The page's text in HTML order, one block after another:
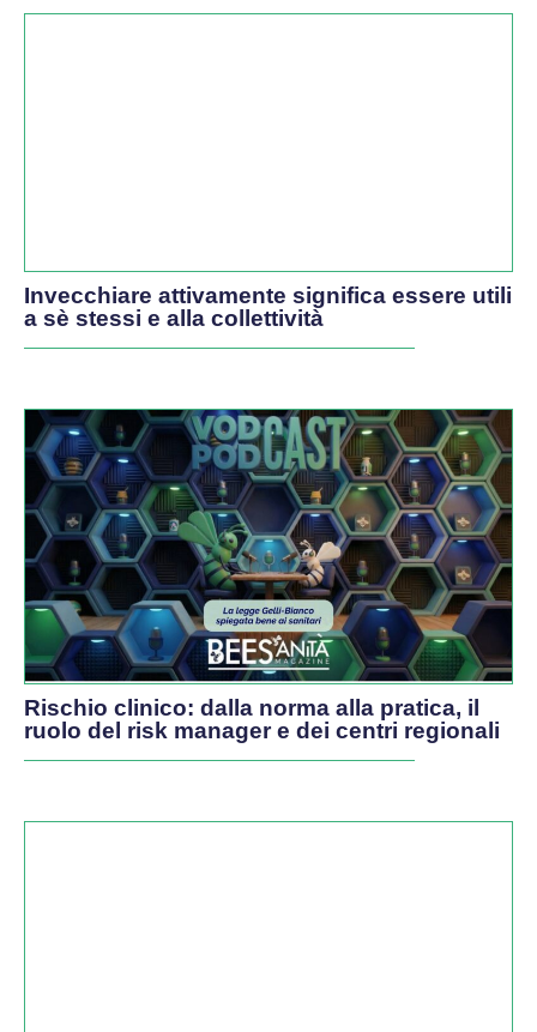
Invecchiare attivamente significa essere utili
a sè stessi e alla collettività
PODCAST
Rischio clinico: dalla norma alla pratica, il
ruolo del risk manager e dei centri regionali